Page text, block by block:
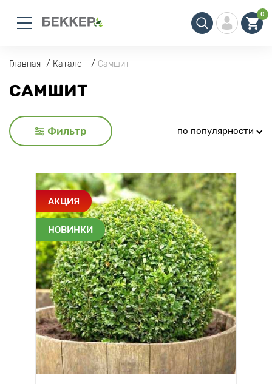
0
Главная Каталог Самшит
САМШИТ
Фильтр по популярности
АКЦИЯ
НОВИНКИ